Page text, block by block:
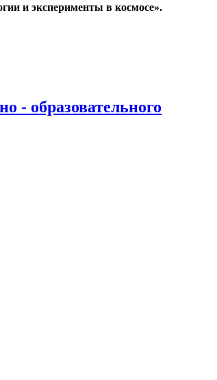
и эксперименты в космосе».
- образовательного